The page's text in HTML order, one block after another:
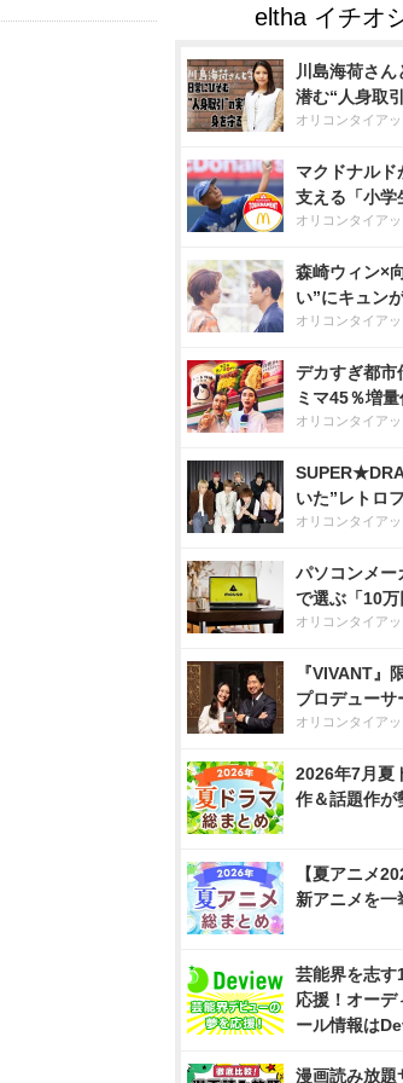
川島海荷さん
潜む“人身取
オリコンタイア
マクドナルド
支える「小学
オリコンタイア
森崎ウィン×
い”にキュン
オリコンタイア
デカすぎ都市
ミマ45％増
オリコンタイア
いた”レトロ
オリコンタイア
パソコンメー
で選ぶ「10万
オリコンタイア
『VIVANT』
プロデューサ
オリコンタイア
2026年7月夏
作＆話題作が
【夏アニメ
新アニメを一
芸能界を志す
応援！オーデ
ール情報は
漫画読み放題